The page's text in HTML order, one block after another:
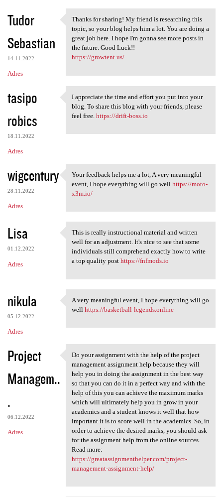
Tudor
Sebastian
14.11.2022
Adres
Thanks for sharing! My friend
Thanks for sharing! My friend is researching this
topic, so your blog helps him a lot. You are doing a
great job here. I hope I'm gonna see more posts in
the future. Good Luck!!
https://growtent.us/
tasipo
robics
18.11.2022
Adres
I appreciate the time and
I appreciate the time and effort you put into your
blog. To share this blog with your friends, please
feel free. https://drift-boss.io
wigcentury
28.11.2022
Adres
Your feedback helps me a lot,
Your feedback helps me a lot, A very meaningful
event, I hope everything will go well https://moto-
x3m.io/
Lisa
01.12.2022
Adres
This is really instructional
This is really instructional material and written
well for an adjustment. It's nice to see that some
individuals still comprehend exactly how to write
a top quality post https://fnfmods.io
nikula
05.12.2022
Adres
A very meaningful event, I
A very meaningful event, I hope everything will go
well https://basketball-legends.online
Project
Managem..
.
06.12.2022
Adres
Do your assignment with the
Do your assignment with the help of the project
management assignment help because they will
help you in doing the assignment in the best way
so that you can do it in a perfect way and with the
help of this you can achieve the maximum marks
which will ultimately help you in grow in your
academics and a student knows it well that how
important it is to score well in the academics. So, in
order to achieve the desired marks, you should ask
for the assignment help from the online sources.
Read more:
https://greatassignmenthelper.com/project-
management-assignment-help/